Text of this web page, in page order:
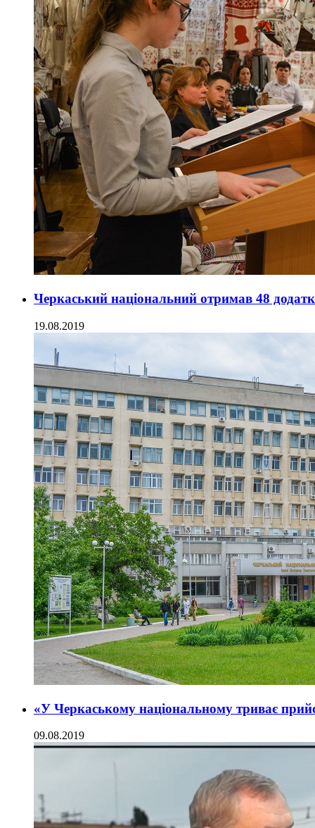
Черкаський національний отримав 48
19.08.2019
«У Черкаському національному триває
09.08.2019